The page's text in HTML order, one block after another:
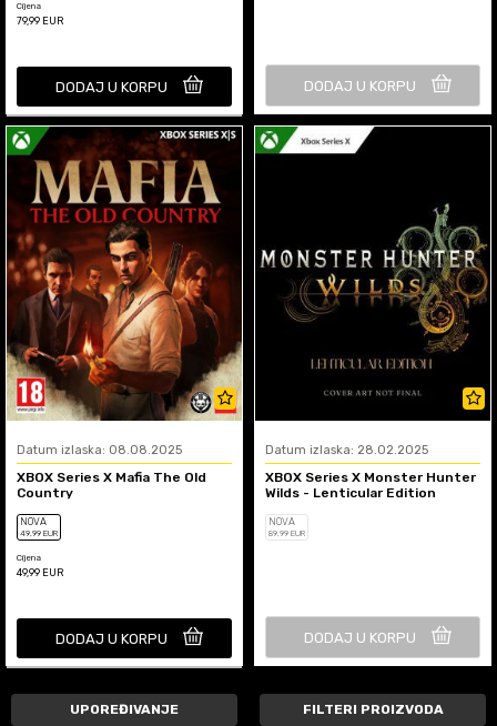
Cijena
79,99 EUR
DODAJ U KORPU DODAJ U KORPU
Datum izlaska: 08.08.2025
XBOX Series X Mafia The Old
Country
NOVA
49,99 EUR
Cijena
49,99 EUR
DODAJ U KORPU
Datum izlaska: 28.02.2025
XBOX Series X Monster Hunter
Wilds - Lenticular Edition
NOVA
89,99 EUR
DODAJ U KORPU
UPOREĐIVANJE FILTERI PROIZVODA